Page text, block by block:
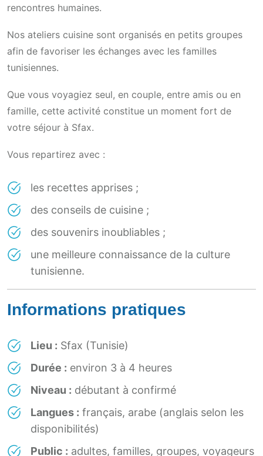
rencontres humaines.
Nos ateliers cuisine sont organisés en petits groupes
afin de favoriser les échanges avec les familles
tunisiennes.
Que vous voyagiez seul, en couple, entre amis ou en
famille, cette activité constitue un moment fort de
votre séjour à Sfax.
Vous repartirez avec :
les recettes apprises ;
des conseils de cuisine ;
des souvenirs inoubliables ;
une meilleure connaissance de la culture
tunisienne.
Informations pratiques
Lieu : Sfax (Tunisie)
Durée : environ 3 à 4 heures
Niveau : débutant à confirmé
Langues : français, arabe (anglais selon les
disponibilités)
Public : adultes, familles, groupes, voyageurs